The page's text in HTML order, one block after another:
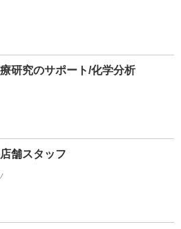
研究のサポート/化学分析
舗スタッフ